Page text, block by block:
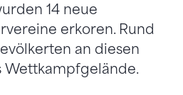
14 neue
erkoren. Rund
an diesen
Wettkampfgelände.